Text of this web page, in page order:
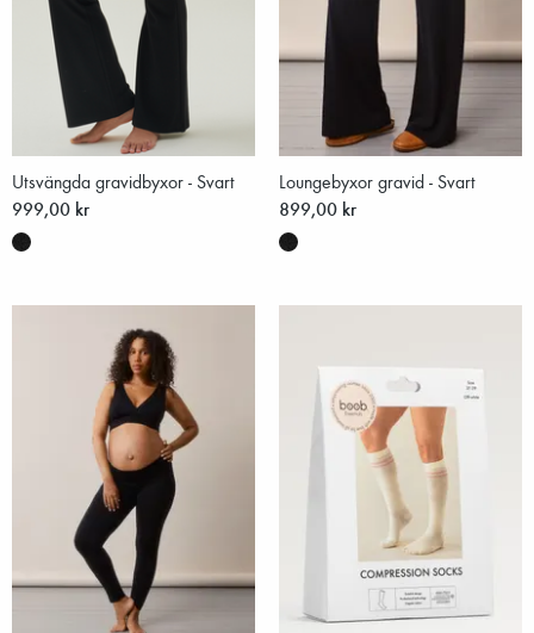
Utsvängda gravidbyxor - Svart
999,00 kr
Loungebyxor gravid - Svart
899,00 kr